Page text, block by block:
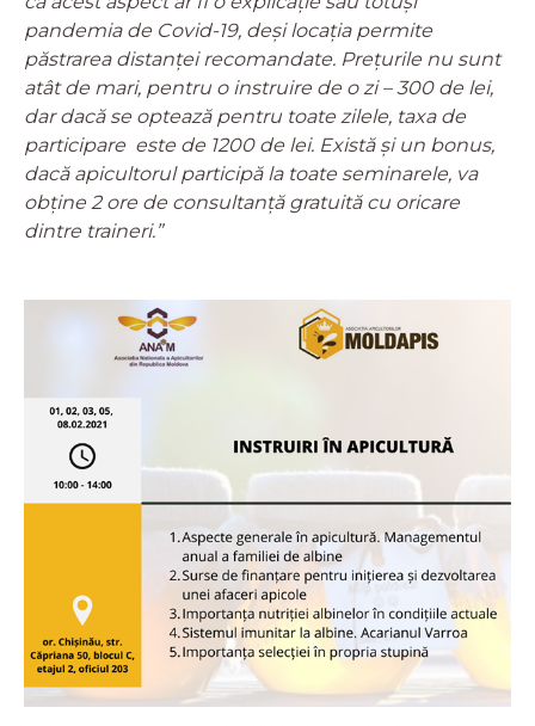
pandemia de Covid-19, deși locația permite
păstrarea distanței recomandate. Prețurile nu sunt
atât de mari, pentru o instruire de o zi – 300 de lei,
dar dacă se optează pentru toate zilele, taxa de
participare este de 1200 de lei. Există și un bonus,
dacă apicultorul participă la toate seminarele, va
obține 2 ore de consultanță gratuită cu oricare
dintre traineri.”